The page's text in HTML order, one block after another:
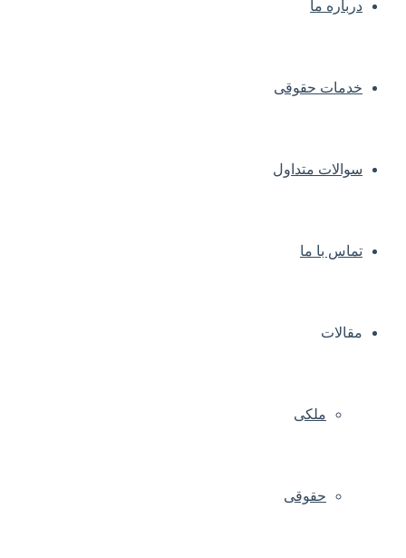
درباره ما
خدمات حقوقی
سوالات متداول
تماس با ما
مقالات
ملکی
حقوقی